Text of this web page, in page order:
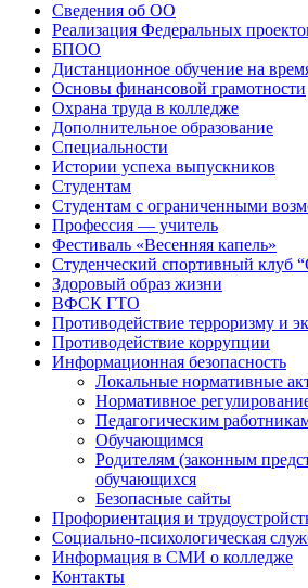
Сведения об ОО
Реализация Федеральных
БПОО
Дистанционное обучение на
Основы финансовой грамотности
Охрана труда в колледже
Дополнительное образование
Специальности
Истории успеха выпускников
Студентам
Студентам с ограниченными
Профессия — учитель
Фестиваль «Весенняя капель»
Студенческий спортивный
Здоровый образ жизни
ВФСК ГТО
Противодействие терроризму и
Противодействие коррупции
Информационная безопасность
Локальные нормативные
Нормативное
Педагогическим
Обучающимся
Родителям (законным
обучающихся
Безопасные сайты
Профориентация и
Социально-психологическая
Информация в СМИ о колледже
Контакты